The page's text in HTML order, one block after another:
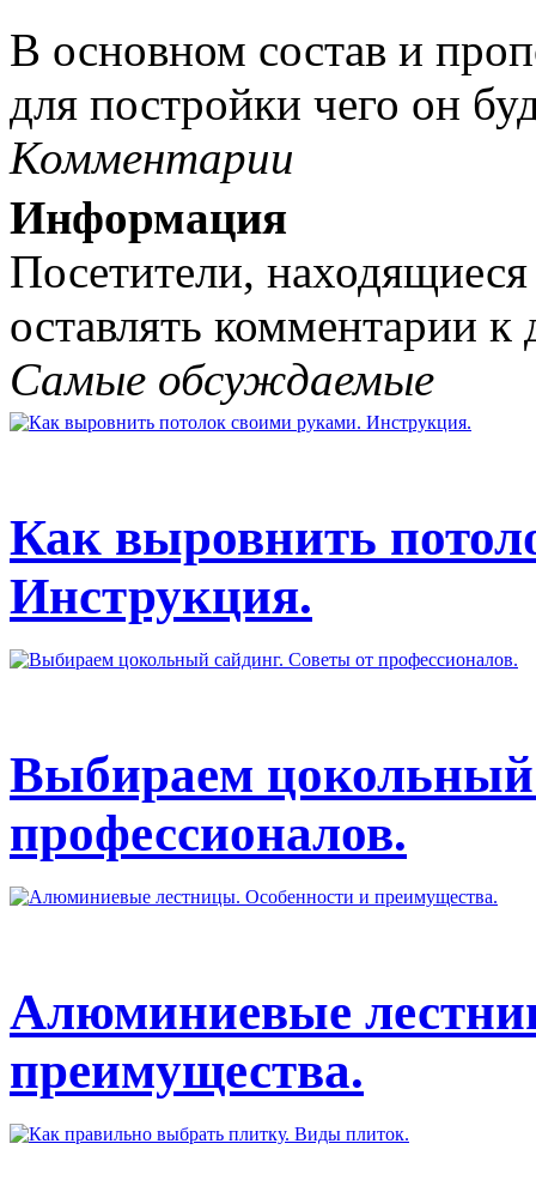
В основном состав и
для постройки чего он
Комментарии
Информация
Посетители,
оставлять комментарии
Самые обсуждаемые
Как выровнить
Инструкция.
Выбираем цокольный
профессионалов.
Алюминиевые
преимущества.